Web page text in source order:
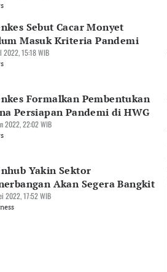
Sebut Cacar Monyet
Masuk Kriteria Pandemi
2022, 15:18 WIB
Formalkan Pembentukan
Persiapan Pandemi di HWG
2022, 22:02 WIB
Yakin Sektor
Akan Segera Bangkit
2022, 17:52 WIB